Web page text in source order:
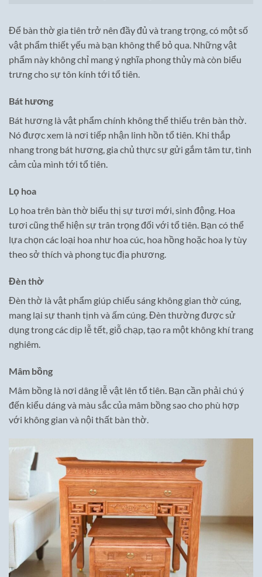
Để bàn thờ gia tiên trở nên đầy đủ và trang trọng, có một số
vật phẩm thiết yếu mà bạn không thể bỏ qua. Những vật
phẩm này không chỉ mang ý nghĩa phong thủy mà còn biểu
trưng cho sự tôn kính tới tổ tiên.
Bát hương
Bát hương là vật phẩm chính không thể thiếu trên bàn thờ.
Nó được xem là nơi tiếp nhận linh hồn tổ tiên. Khi thắp
nhang trong bát hương, gia chủ thực sự gửi gắm tâm tư, tình
cảm của mình tới tổ tiên.
Lọ hoa
Lọ hoa trên bàn thờ biểu thị sự tươi mới, sinh động. Hoa
tươi cũng thể hiện sự trân trọng đối với tổ tiên. Bạn có thể
lựa chọn các loại hoa như hoa cúc, hoa hồng hoặc hoa ly tùy
theo sở thích và phong tục địa phương.
Đèn thờ
Đèn thờ là vật phẩm giúp chiếu sáng không gian thờ cúng,
mang lại sự thanh tịnh và ấm cúng. Đèn thường được sử
dụng trong các dịp lễ tết, giỗ chạp, tạo ra một không khí trang
nghiêm.
Mâm bồng
Mâm bồng là nơi dâng lễ vật lên tổ tiên. Bạn cần phải chú ý
đến kiểu dáng và màu sắc của mâm bồng sao cho phù hợp
với không gian và nội thất bàn thờ.